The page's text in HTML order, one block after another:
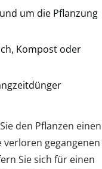
um die Pflanzung
Kompost oder
den Pflanzen einen
verloren gegangenen
Sie sich für einen